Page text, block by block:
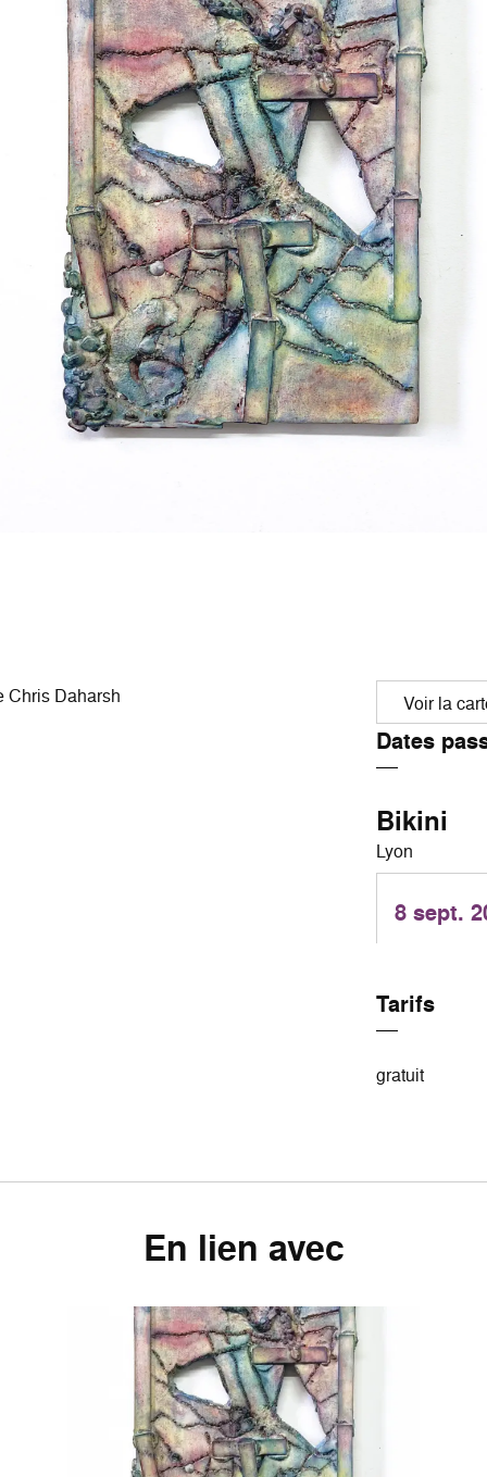
Voir la
Dates
Bikini
Lyon
8 sept.
Tarifs
gratuit
Chris Daharsh
En lien avec